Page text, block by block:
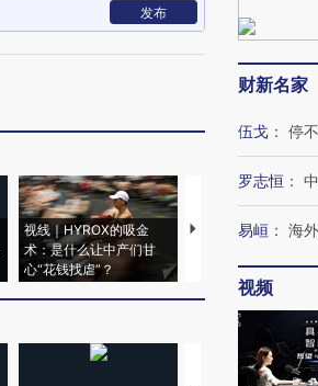
发布
视线｜HYROX的吸金
术：是什么让中产们甘
心“花钱找虐”？
马航飞行员跨国走私
财新名家
伍戈 ： 停
罗志恒 ：
易峘 ： 海
视频